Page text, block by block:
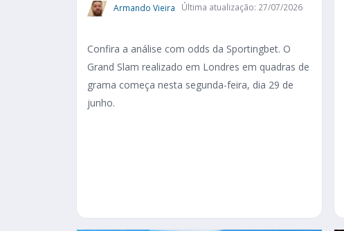
Armando Vieira Última atualização: 27/07/2026
Confira a análise com odds da Sportingbet. O
Grand Slam realizado em Londres em quadras de
grama começa nesta segunda-feira, dia 29 de
junho.